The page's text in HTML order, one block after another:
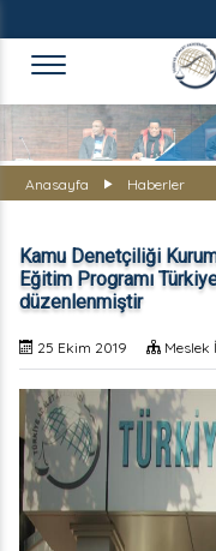
TÜRKİYE
Anasayfa Haberler
Kamu Denetçiliği
Eğitim Programı
düzenlenmiştir
25 Ekim 2019 Meslek